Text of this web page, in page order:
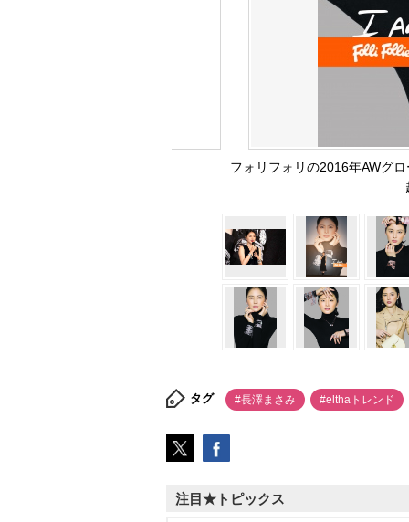
フォリフォリの2016年AWグ
タグ #長澤まさみ #elthaトレンド
注目★トピックス